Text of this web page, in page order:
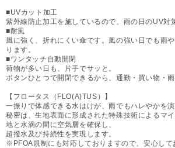
■UVカット加工
紫外線防止加工を施しているので、雨の日のUV対
■耐風
風に強く、折れにくい傘です。風の強い日でも雨
ります。
■ワンタッチ自動開閉
荷物が多い日も、片手でサッと。
ボタンひとつで開閉できるから、通勤・買い物・雨
【フロータス（FLO(A)TUS）】
一振りで体感できる水はけが、雨でもハレやかを演
秘密は、生地表面に形成された特殊技術によるマ
地と水滴の間に空気層を確保し、
超撥水及び持続性を実現します。
※PFOA規制にも対応しておりますので、安心して